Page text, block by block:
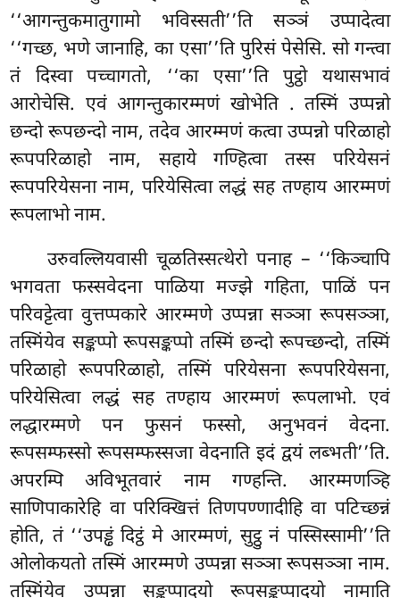
‘‘आगन्तुकमातुगामो भविस्सती’’ति सञ्ञं उप्पादेत्वा
‘‘गच्छ, भणे जानाहि, का एसा’’ति पुरिसं पेसेसि. सो गन्त्वा
तं दिस्वा पच्चागतो, ‘‘का एसा’’ति पुट्ठो यथासभावं
आरोचेसि. एवं आगन्तुकारम्मणं खोभेति . तस्मिं उप्पन्नो
छन्दो रूपछन्दो नाम, तदेव आरम्मणं कत्वा उप्पन्नो परिळाहो
रूपपरिळाहो नाम, सहाये गण्हित्वा तस्स परियेसनं
रूपपरियेसना नाम, परियेसित्वा लद्धं सह तण्हाय आरम्मणं
रूपलाभो नाम.
उरुवल्लियवासी चूळतिस्सत्थेरो पनाह – ‘‘किञ्चापि
भगवता फस्सवेदना पाळिया मज्झे गहिता, पाळिं पन
परिवट्टेत्वा वुत्तप्पकारे आरम्मणे उप्पन्ना सञ्ञा रूपसञ्ञा,
तस्मिंयेव सङ्कप्पो रूपसङ्कप्पो तस्मिं छन्दो रूपच्छन्दो, तस्मिं
परिळाहो रूपपरिळाहो, तस्मिं परियेसना रूपपरियेसना,
परियेसित्वा लद्धं सह तण्हाय आरम्मणं रूपलाभो. एवं
लद्धारम्मणे पन फुसनं फस्सो, अनुभवनं वेदना.
रूपसम्फस्सो रूपसम्फस्सजा वेदनाति इदं द्वयं लब्भती’’ति.
अपरम्पि अविभूतवारं नाम गण्हन्ति. आरम्मणञ्हि
साणिपाकारेहि वा परिक्खित्तं तिणपण्णादीहि वा पटिच्छन्नं
होति, तं ‘‘उपड्ढं दिट्ठं मे आरम्मणं, सुट्ठु नं पस्सिस्सामी’’ति
ओलोकयतो तस्मिं आरम्मणे उप्पन्ना सञ्ञा रूपसञ्ञा नाम.
तस्मिंयेव उप्पन्ना सङ्कप्पादयो रूपसङ्कप्पादयो नामाति